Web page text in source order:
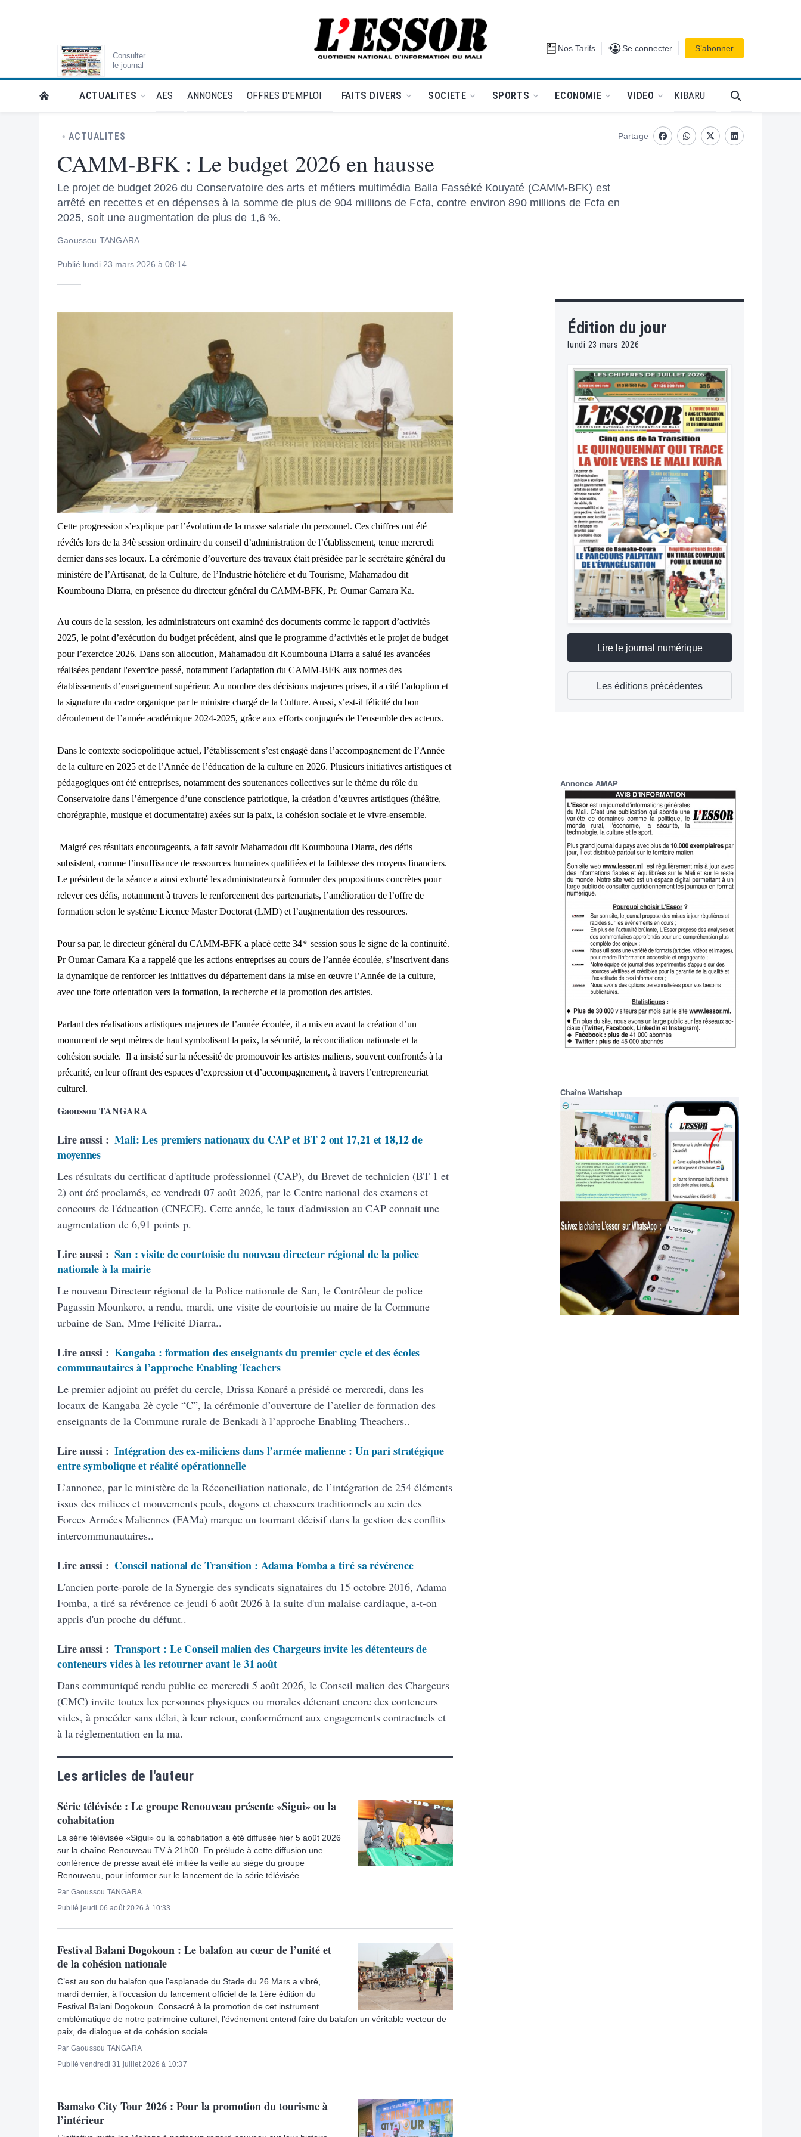
Consulter
le journal
L'Essor - retour à la une Nos Tarifs Se connecter
Se connecter S’abonner
RETOUR À LA PAGE D’ACCUEIL DE L'ESSOR
ACTUALITES AES ANNONCES OFFRES D'EMPLOI FAITS DIVERS SOCIETE SPORTS ECONOMIE VIDEO KIBARU
ACTUALITES
CAMM-BFK : Le budget 2026 en hausse
Le projet de budget 2026 du Conservatoire des arts et métiers multimédia Balla Fasséké Kouyaté (CAMM-BFK) est
arrêté en recettes et en dépenses à la somme de plus de 904 millions de Fcfa, contre environ 890 millions de Fcfa en
2025, soit une augmentation de plus de 1,6 %.
Gaoussou TANGARA
Publié lundi 23 mars 2026 à 08:14
Partage
FacebookwhatsappTwitterLinkedin
Cette progression s’explique par l’évolution de la masse salariale du personnel. Ces chiffres ont été
révélés lors de la 34è session ordinaire du conseil d’administration de l’établissement, tenue mercredi
dernier dans ses locaux. La cérémonie d’ouverture des travaux était présidée par le secrétaire général du
ministère de l’Artisanat, de la Culture, de l’Industrie hôtelière et du Tourisme, Mahamadou dit
Koumbouna Diarra, en présence du directeur général du CAMM-BFK, Pr. Oumar Camara Ka.
Au cours de la session, les administrateurs ont examiné des documents comme le rapport d’activités
2025, le point d’exécution du budget précédent, ainsi que le programme d’activités et le projet de budget
pour l’exercice 2026. Dans son allocution, Mahamadou dit Koumbouna Diarra a salué les avancées
réalisées pendant l'exercice passé, notamment l’adaptation du CAMM-BFK aux normes des
établissements d’enseignement supérieur. Au nombre des décisions majeures prises, il a cité l’adoption et
la signature du cadre organique par le ministre chargé de la Culture. Aussi, s’est-il félicité du bon
déroulement de l’année académique 2024-2025, grâce aux efforts conjugués de l’ensemble des acteurs.
Dans le contexte sociopolitique actuel, l’établissement s’est engagé dans l’accompagnement de l’Année
de la culture en 2025 et de l’Année de l’éducation de la culture en 2026. Plusieurs initiatives artistiques et
pédagogiques ont été entreprises, notamment des soutenances collectives sur le thème du rôle du
Conservatoire dans l’émergence d’une conscience patriotique, la création d’œuvres artistiques (théâtre,
chorégraphie, musique et documentaire) axées sur la paix, la cohésion sociale et le vivre-ensemble.
Malgré ces résultats encourageants, a fait savoir Mahamadou dit Koumbouna Diarra, des défis
subsistent, comme l’insuffisance de ressources humaines qualifiées et la faiblesse des moyens financiers.
Le président de la séance a ainsi exhorté les administrateurs à formuler des propositions concrètes pour
relever ces défis, notamment à travers le renforcement des partenariats, l’amélioration de l’offre de
formation selon le système Licence Master Doctorat (LMD) et l’augmentation des ressources.
Pour sa par, le directeur général du CAMM-BFK a placé cette 34ᵉ session sous le signe de la continuité.
Pr Oumar Camara Ka a rappelé que les actions entreprises au cours de l’année écoulée, s’inscrivent dans
la dynamique de renforcer les initiatives du département dans la mise en œuvre l’Année de la culture,
avec une forte orientation vers la formation, la recherche et la promotion des artistes.
Parlant des réalisations artistiques majeures de l’année écoulée, il a mis en avant la création d’un
monument de sept mètres de haut symbolisant la paix, la sécurité, la réconciliation nationale et la
cohésion sociale. Il a insisté sur la nécessité de promouvoir les artistes maliens, souvent confrontés à la
précarité, en leur offrant des espaces d’expression et d’accompagnement, à travers l’entrepreneuriat
culturel.
Gaoussou TANGARA
Lire aussi : Mali: Les premiers nationaux du CAP et BT 2 ont 17,21 et 18,12 de
moyennes
Les résultats du certificat d'aptitude professionnel (CAP), du Brevet de technicien (BT 1 et
2) ont été proclamés, ce vendredi 07 août 2026, par le Centre national des examens et
concours de l'éducation (CNECE). Cette année, le taux d'admission au CAP connait une
augmentation de 6,91 points p.
Lire aussi : San : visite de courtoisie du nouveau directeur régional de la police
nationale à la mairie
Le nouveau Directeur régional de la Police nationale de San, le Contrôleur de police
Pagassin Mounkoro, a rendu, mardi, une visite de courtoisie au maire de la Commune
urbaine de San, Mme Félicité Diarra..
Lire aussi : Kangaba : formation des enseignants du premier cycle et des écoles
communautaires à l’approche Enabling Teachers
Le premier adjoint au préfet du cercle, Drissa Konaré a présidé ce mercredi, dans les
locaux de Kangaba 2è cycle “C”, la cérémonie d’ouverture de l’atelier de formation des
enseignants de la Commune rurale de Benkadi à l’approche Enabling Theachers..
Lire aussi : Intégration des ex-miliciens dans l’armée malienne : Un pari stratégique
entre symbolique et réalité opérationnelle
L’annonce, par le ministère de la Réconciliation nationale, de l’intégration de 254 éléments
issus des milices et mouvements peuls, dogons et chasseurs traditionnels au sein des
Forces Armées Maliennes (FAMa) marque un tournant décisif dans la gestion des conflits
intercommunautaires..
Lire aussi : Conseil national de Transition : Adama Fomba a tiré sa révérence
L'ancien porte-parole de la Synergie des syndicats signataires du 15 octobre 2016, Adama
Fomba, a tiré sa révérence ce jeudi 6 août 2026 à la suite d'un malaise cardiaque, a-t-on
appris d'un proche du défunt..
Lire aussi : Transport : Le Conseil malien des Chargeurs invite les détenteurs de
conteneurs vides à les retourner avant le 31 août
Dans communiqué rendu public ce mercredi 5 août 2026, le Conseil malien des Chargeurs
(CMC) invite toutes les personnes physiques ou morales détenant encore des conteneurs
vides, à procéder sans délai, à leur retour, conformément aux engagements contractuels et
à la réglementation en la ma.
Les articles de l'auteur
Série télévisée : Le groupe Renouveau présente «Sigui» ou la
cohabitation
La série télévisée «Sigui» ou la cohabitation a été diffusée hier 5 août 2026
sur la chaîne Renouveau TV à 21h00. En prélude à cette diffusion une
conférence de presse avait été initiée la veille au siège du groupe
Renouveau, pour informer sur le lancement de la série télévisée..
Par Gaoussou TANGARA
Publié jeudi 06 août 2026 à 10:33
Festival Balani Dogokoun : Le balafon au cœur de l’unité et
de la cohésion nationale
C’est au son du balafon que l’esplanade du Stade du 26 Mars a vibré,
mardi dernier, à l’occasion du lancement officiel de la 1ère édition du
Festival Balani Dogokoun. Consacré à la promotion de cet instrument
emblématique de notre patrimoine culturel, l’événement entend faire du balafon un véritable vecteur de
paix, de dialogue et de cohésion sociale..
Par Gaoussou TANGARA
Publié vendredi 31 juillet 2026 à 10:37
Bamako City Tour 2026 : Pour la promotion du tourisme à
l’intérieur
Édition du jour
lundi 23 mars 2026
Lire le journal numérique
Les éditions précédentes
Annonce AMAP
Chaîne Wattshap